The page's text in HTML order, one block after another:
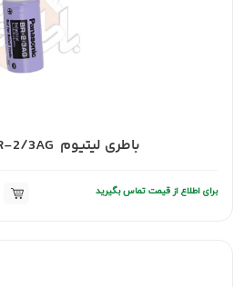
باطری لیتیوم BR-2/3AG پاناسونیک
برای اطلاع از قیمت تماس بگیرید